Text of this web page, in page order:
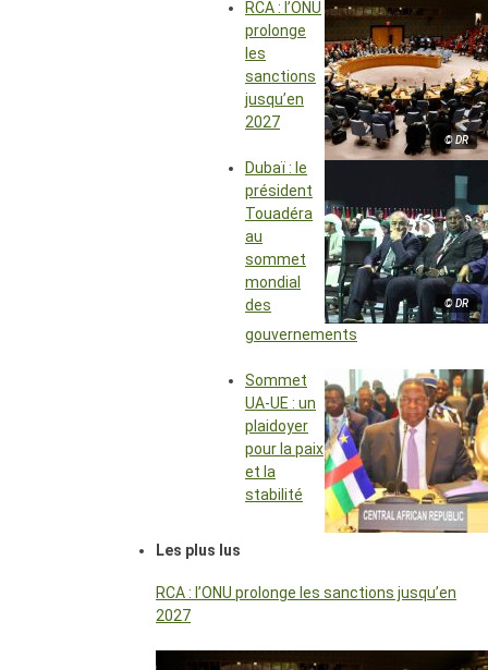
© DR
RCA : l’ONU
prolonge
les
sanctions
jusqu’en
2027
© DR
Dubaï : le
président
Touadéra
au
sommet
mondial
des
gouvernements
Sommet
UA-UE : un
plaidoyer
pour la paix
et la
stabilité
Les plus lus
RCA : l’ONU prolonge les sanctions jusqu’en
2027